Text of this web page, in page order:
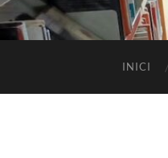
INICI